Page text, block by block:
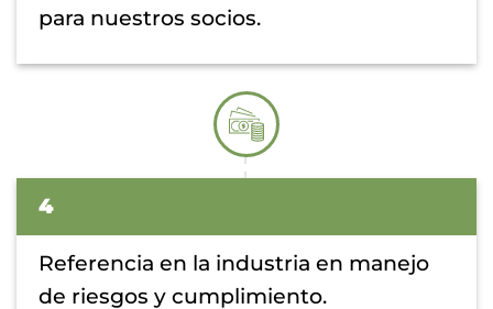
para nuestros socios.
4
Referencia en la industria en manejo
de riesgos y cumplimiento.